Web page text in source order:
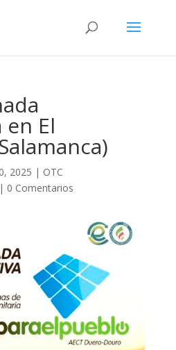
El
2025 | OTC
| 0 Comentarios